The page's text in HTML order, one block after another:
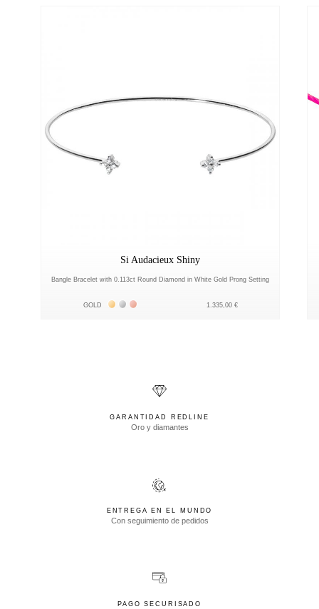
Si Audacieux Shiny
Bangle Bracelet with 0.113ct Round Diamond in White Gold Prong Setting
GOLD Жёлтое золото 18К
Белое золото 18К
Розовое золото 18К 1.335,00 €
GARANTIDAD REDLINE
Oro y diamantes
ENTREGA EN EL MUNDO
Con seguimiento de pedidos
PAGO SECURISADO